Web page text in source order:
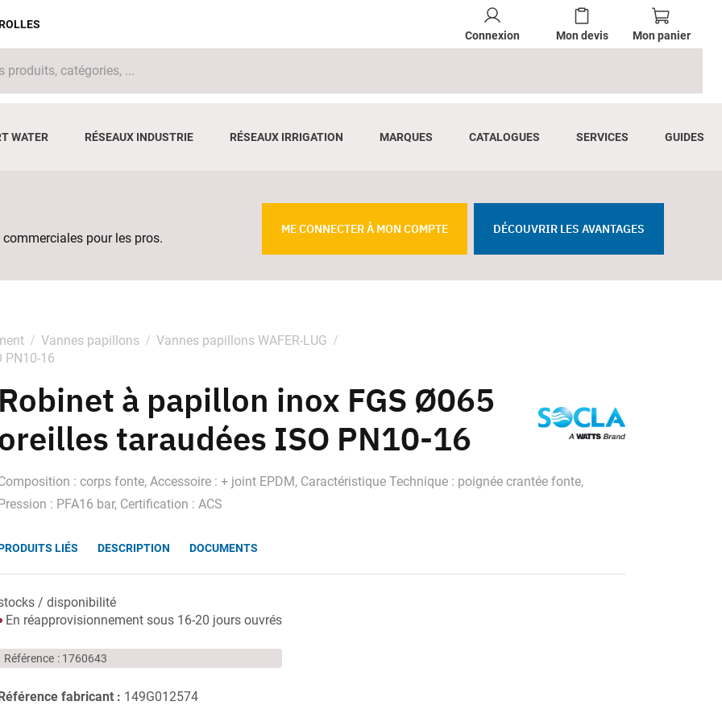
Connexion Mon devis Mon panier
WATER RÉSEAUX INDUSTRIE RÉSEAUX IRRIGATION MARQUES CATALOGUES SERVICES GUIDES
pour les pros.
ME CONNECTER À MON COMPTE DÉCOUVRIR LES AVANTAGES
Vannes papillons
Vannes papillons WAFER-LUG
PN10-16
Robinet à papillon inox FGS Ø065
taraudées ISO PN10-16
: corps fonte, Accessoire : + joint EPDM, Caractéristique Technique : poignée crantée fonte,
: PFA16 bar, Certification : ACS
LIÉS DESCRIPTION DOCUMENTS
/ disponibilité
En réapprovisionnement sous 16-20 jours ouvrés
Référence 1760643
fabricant : 149G012574